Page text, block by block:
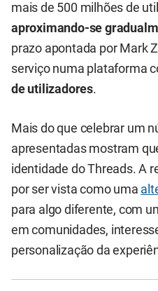
mais de 500 milhões de
aproximando-se
prazo apontada por Mark
serviço numa plataforma
de utilizadores.
Mais do que celebrar um
apresentadas mostram
identidade do Threads. A
por ser vista como uma
para algo diferente, com
em comunidades,
personalização da